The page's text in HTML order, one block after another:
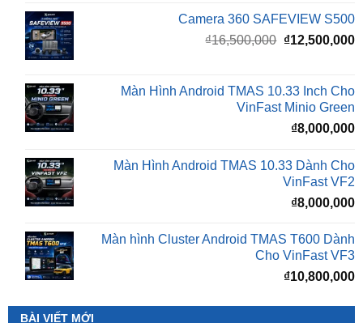
gốc
₫16,500,000.
Màn Hình Android TMAS 10.33 Inch Cho
₫8,000,000
Màn Hình Android TMAS 10.33 Dành Cho
₫8,000,000
Màn hình Cluster Android TMAS T600 Dành
Cho VinFast VF3
₫10,800,000
BÀI VIẾT MỚI